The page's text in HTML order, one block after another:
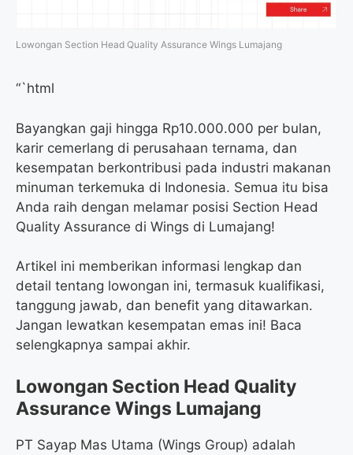
Lowongan Section Head Quality Assurance Wings Lumajang
“`html
Bayangkan gaji hingga Rp10.000.000 per bulan,
karir cemerlang di perusahaan ternama, dan
kesempatan berkontribusi pada industri makanan
minuman terkemuka di Indonesia. Semua itu bisa
Anda raih dengan melamar posisi Section Head
Quality Assurance di Wings di Lumajang!
Artikel ini memberikan informasi lengkap dan
detail tentang lowongan ini, termasuk kualifikasi,
tanggung jawab, dan benefit yang ditawarkan.
Jangan lewatkan kesempatan emas ini! Baca
selengkapnya sampai akhir.
Lowongan Section Head Quality
Assurance Wings Lumajang
PT Sayap Mas Utama (Wings Group) adalah